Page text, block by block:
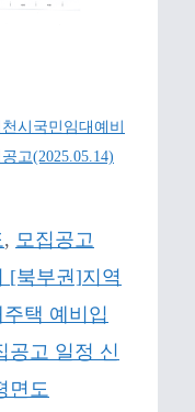
시국민임대예비
고(2025.05.14)
, 모집공고
[북부권]지역
택 예비입
공고 일정 신
면도